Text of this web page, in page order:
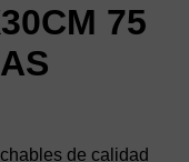
75
de calidad